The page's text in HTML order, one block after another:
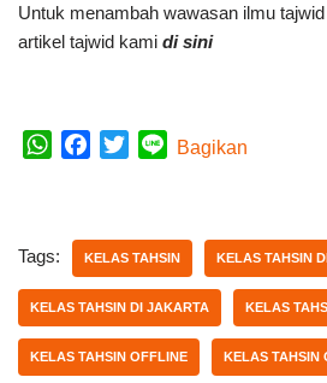
Untuk menambah wawasan ilmu
artikel tajwid kami di sini
W
s
A
p
b
o
o
t
e
r
Bagikan
Tags: KELAS TAHSIN KELAS TAHSIN
KELAS TAHSIN DI JAKARTA KELAS
KELAS TAHSIN OFFLINE KELAS TAHSIN